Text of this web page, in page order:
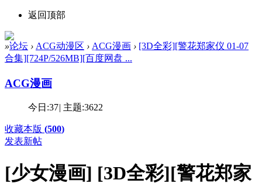
返回顶部
»论坛 › ACG动漫区 › ACG漫画 › [3D全彩][警花郑家仪 01-07
合集][724P/526MB][百度网盘 ...
ACG漫画
今日:37| 主题:3622
收藏本版 (500)
发表新帖
[少女漫画] [3D全彩][警花郑家